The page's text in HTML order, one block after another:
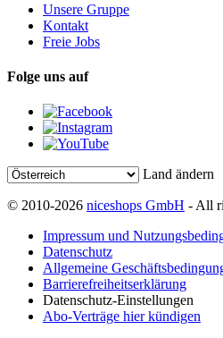
Unsere Gruppe
Kontakt
Freie Jobs
Folge uns auf
Land ändern
© 2010-2026 niceshops GmbH - All
Impressum und
Datenschutz
Allgemeine
Barrierefreiheitserklärung
Datenschutz-Einstellungen
Abo-Verträge hier kündigen